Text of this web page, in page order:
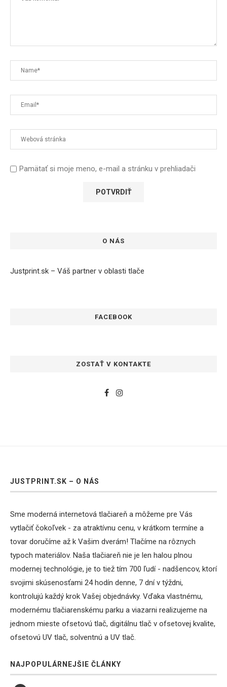
Pamätať si moje meno, e-mail a stránku v prehliadači
O NÁS
Justprint.sk – Váš partner v oblasti tlače
FACEBOOK
ZOSTAŤ V KONTAKTE
JUSTPRINT.SK – O NÁS
Sme moderná internetová tlačiareň a môžeme pre Vás
vytlačiť čokoľvek - za atraktívnu cenu, v krátkom termíne a
tovar doručíme až k Vašim dverám! Tlačíme na rôznych
typoch materiálov. Naša tlačiareň nie je len halou plnou
modernej technológie, je to tiež tím 700 ľudí - nadšencov, ktorí
svojimi skúsenosťami 24 hodín denne, 7 dní v týždni,
kontrolujú každý krok Vašej objednávky. Vďaka vlastnému,
modernému tlačiarenskému parku a viazarni realizujeme na
jednom mieste ofsetovú tlač, digitálnu tlač v ofsetovej kvalite,
ofsetovú UV tlač, solventnú a UV tlač.
NAJPOPULÁRNEJŠIE ČLÁNKY